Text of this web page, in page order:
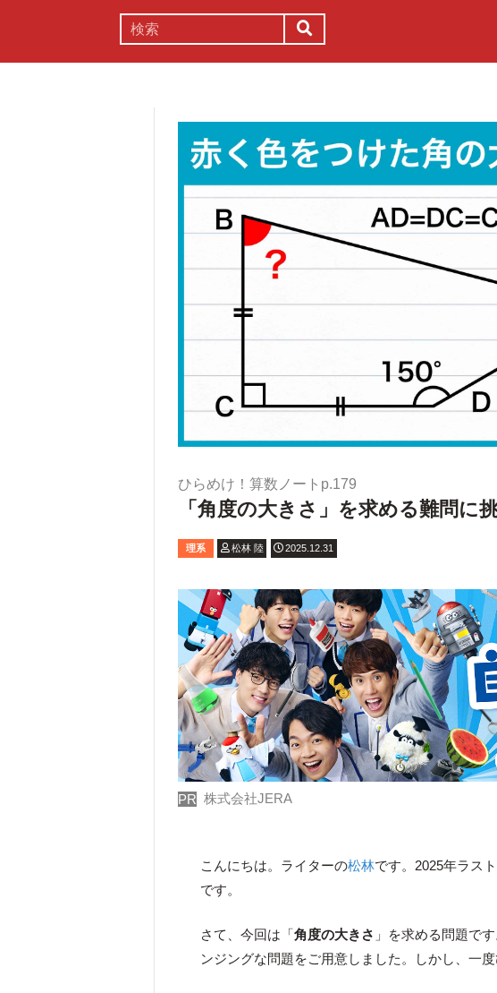
ひらめけ！算数ノートp.179
「角度の大きさ」を求める難問に
理系 松林 陸 2025.12.31
PR 株式会社JERA
こんにちは。ライターの松林です。2025年ラス
です。
さて、今回は「角度の大きさ 」を求める問題で
ンジングな問題をご用意しました。しかし、一